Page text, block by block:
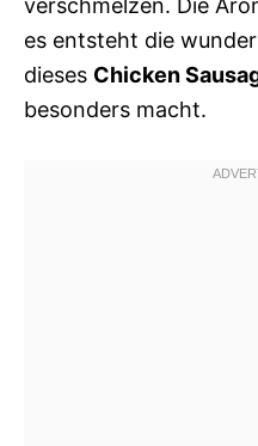
verschmelzen. Die
es entsteht die
dieses Chicken
besonders macht.